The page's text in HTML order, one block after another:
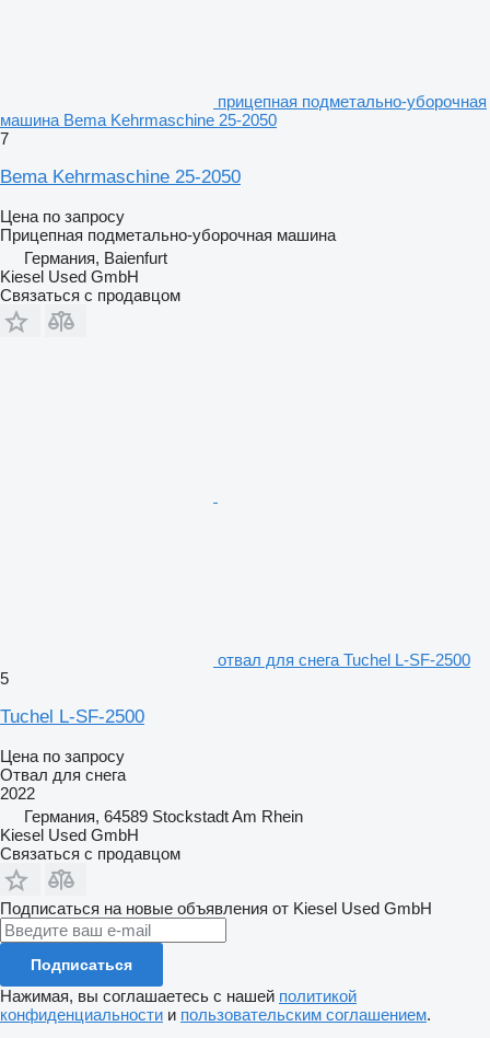
прицепная подметально-уборочная
машина Bema Kehrmaschine 25-2050
7
Bema Kehrmaschine 25-2050
Цена по запросу
Прицепная подметально-уборочная машина
Германия, Baienfurt
Kiesel Used GmbH
Связаться с продавцом
отвал для снега Tuchel L-SF-2500
5
Tuchel L-SF-2500
Цена по запросу
Отвал для снега
2022
Германия, 64589 Stockstadt Am Rhein
Kiesel Used GmbH
Связаться с продавцом
Подписаться на новые объявления от Kiesel Used GmbH
Подписаться
Нажимая, вы соглашаетесь с нашей политикой
конфиденциальности и пользовательским соглашением.